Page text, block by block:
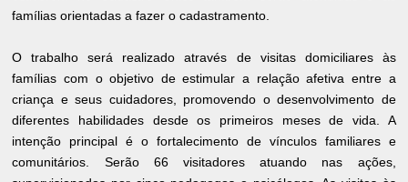
famílias orientadas a fazer o cadastramento.
O trabalho será realizado através de visitas domiciliares às
famílias com o objetivo de estimular a relação afetiva entre a
criança e seus cuidadores, promovendo o desenvolvimento de
diferentes habilidades desde os primeiros meses de vida. A
intenção principal é o fortalecimento de vínculos familiares e
comunitários. Serão 66 visitadores atuando nas ações,